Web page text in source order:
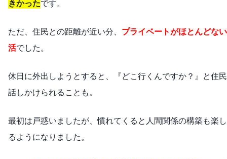
きかったです。
ただ、住民との距離が近い分、 プライベートがほとんどな
活でした。
休日に外出しようとすると、『どこ行くんですか？』と住
話しかけられることも。
最初は戸惑いましたが、慣れてくると人間関係の構築も楽
るようになりました。